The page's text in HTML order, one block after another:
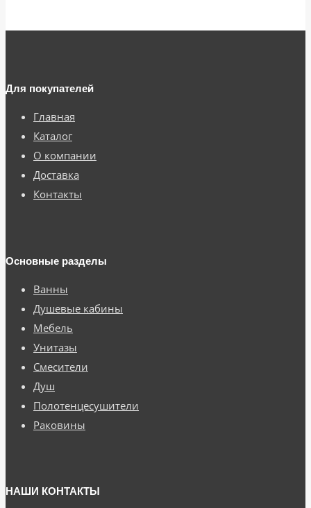
Для покупателей
Главная
Каталог
О компании
Доставка
Контакты
Основные разделы
Ванны
Душевые кабины
Мебель
Унитазы
Смесители
Душ
Полотенцесушители
Раковины
НАШИ КОНТАКТЫ